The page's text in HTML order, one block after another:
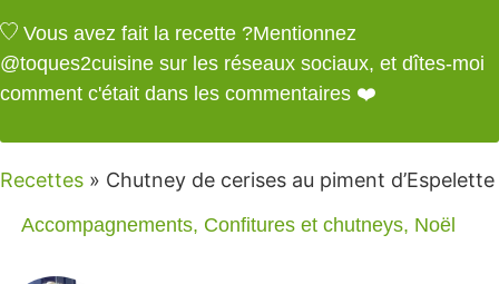
Vous avez fait la recette ?Mentionnez
@toques2cuisine sur les réseaux sociaux, et dîtes-moi
comment c'était dans les commentaires ❤️
Recettes » Chutney de cerises au piment d’Espelette
Accompagnements, Confitures et chutneys, Noël